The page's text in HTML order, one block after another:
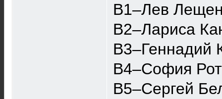
B1–Лев
B2–Лариса
B3–Геннадий
B4–София
B5–Сергей